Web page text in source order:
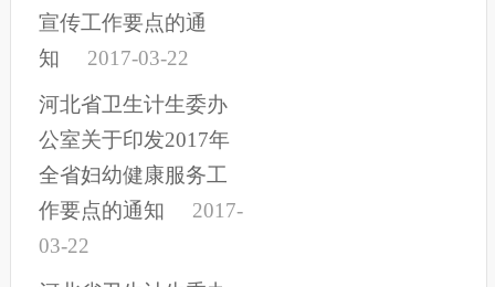
宣传工作要点的通
知
2017-03-22
河北省卫生计生委办
公室关于印发2017年
全省妇幼健康服务工
作要点的通知
2017-
03-22